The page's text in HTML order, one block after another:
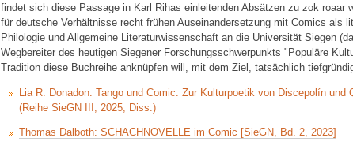
findet sich diese Passage in Karl Rihas einleitenden Absätzen zu zok roaar
für deutsche Verhältnisse recht frühen Auseinandersetzung mit Comics als
Philologie und Allgemeine Literaturwissenschaft an die Universität Siegen
Wegbereiter des heutigen Siegener Forschungsschwerpunkts "Populäre
Tradition diese Buchreihe anknüpfen will, mit dem Ziel, tatsächlich
Lia R. Donadon: Tango und Comic. Zur Kulturpoetik von Discepolín
(Reihe SieGN III, 2025, Diss.)
Thomas Dalboth: SCHACHNOVELLE im Comic [SieGN, Bd. 2, 2023]